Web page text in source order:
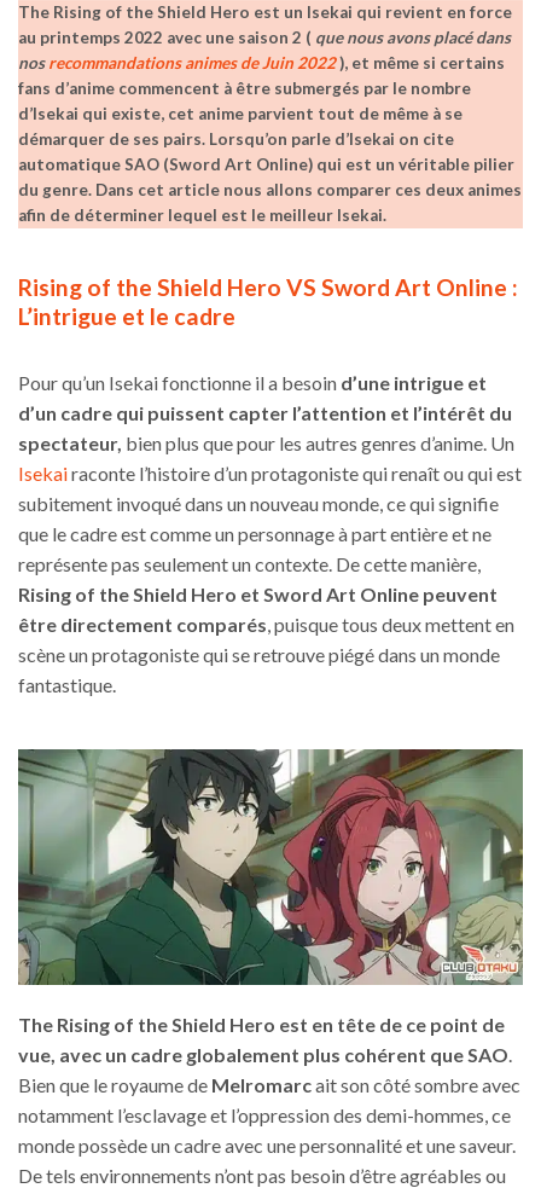
The Rising of the Shield Hero est un Isekai qui revient en force
au printemps 2022 avec une saison 2 ( que nous avons placé dans
nosrecommandations animes de Juin 2022), et même si certains
fans d’anime commencent à être submergés par le nombre
d’Isekai qui existe, cet anime parvient tout de même à se
démarquer de ses pairs. Lorsqu’on parle d’Isekai on cite
automatique SAO (Sword Art Online) qui est un véritable pilier
du genre. Dans cet article nous allons comparer ces deux animes
afin de déterminer lequel est le meilleur Isekai.
Rising of the Shield Hero VS Sword Art Online :
L’intrigue et le cadre
Pour qu’un Isekai fonctionne il a besoin d’une intrigue et
d’un cadre qui puissent capter l’attention et l’intérêt du
spectateur, bien plus que pour les autres genres d’anime. Un
Isekairaconte l’histoire d’un protagoniste qui renaît ou qui est
subitement invoqué dans un nouveau monde, ce qui signifie
que le cadre est comme un personnage à part entière et ne
représente pas seulement un contexte. De cette manière,
Rising of the Shield Hero et Sword Art Online peuvent
être directement comparés , puisque tous deux mettent en
scène un protagoniste qui se retrouve piégé dans un monde
fantastique.
The Rising of the Shield Hero est en tête de ce point de
vue, avec un cadre globalement plus cohérent que SAO
Bien que le royaume de Melromarcait son côté sombre avec
notamment l’esclavage et l’oppression des demi-hommes, ce
monde possède un cadre avec une personnalité et une saveur.
De tels environnements n’ont pas besoin d’être agréables ou